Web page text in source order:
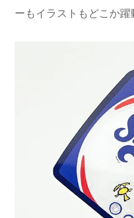
ーもイラストもどこか躍